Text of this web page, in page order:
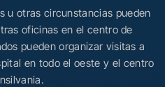
u otras circunstancias pueden
oficinas en el centro de
pueden organizar visitas a
en todo el oeste y el centro